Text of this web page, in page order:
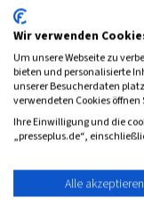
Wir verwenden
Um unsere Webseite zu
bieten und personalisierte
unserer Besucherdaten
verwendeten Cookies öffnen
Ihre Einwilligung und die
„presseplus.de“,
Alle akzeptieren